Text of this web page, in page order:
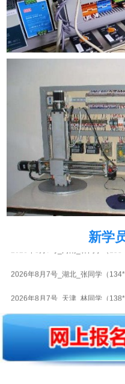
新学
2026年8月7号_河南_林同学（
2026年8月7号_河南_吴同学（
2026年8月7号_北京_陈同学（
2026年8月7号_天津_卢同学（